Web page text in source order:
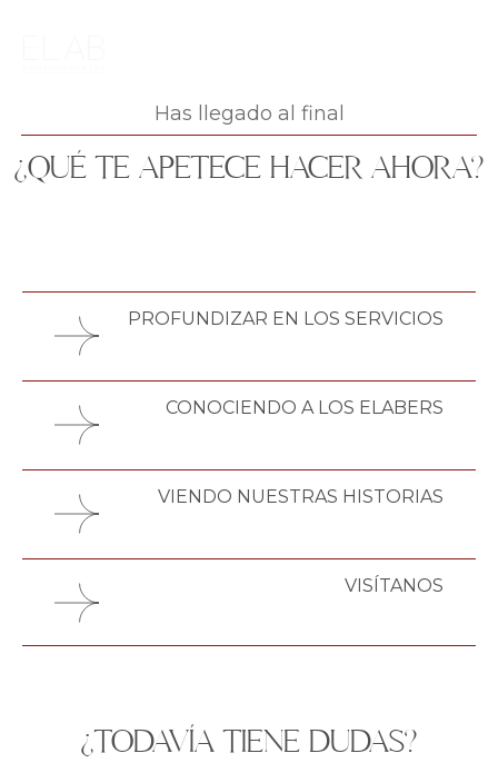
Has llegado al final
¿QUÉ TE APETECE HACER AHORA?
PROFUNDIZAR EN LOS SERVICIOS
CONOCIENDO A LOS ELABERS
VIENDO NUESTRAS HISTORIAS
VISÍTANOS
¿TODAVÍA TIENE DUDAS?
INICIO